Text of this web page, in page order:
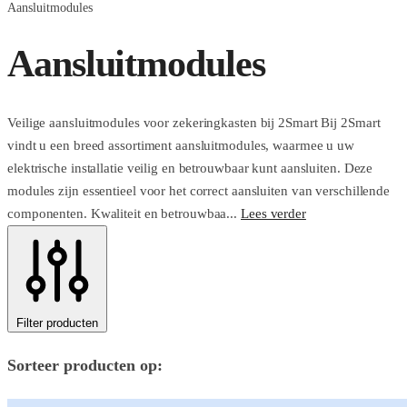
Aansluitmodules
Aansluitmodules
Veilige aansluitmodules voor zekeringkasten bij 2Smart Bij 2Smart
vindt u een breed assortiment aansluitmodules, waarmee u uw
elektrische installatie veilig en betrouwbaar kunt aansluiten. Deze
modules zijn essentieel voor het correct aansluiten van verschillende
componenten. Kwaliteit en betrouwbaa... Lees verder
Filter producten
Sorteer producten op: